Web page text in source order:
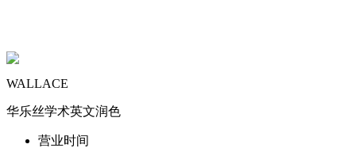
WALLACE
华乐丝学术英文润色
营业时间